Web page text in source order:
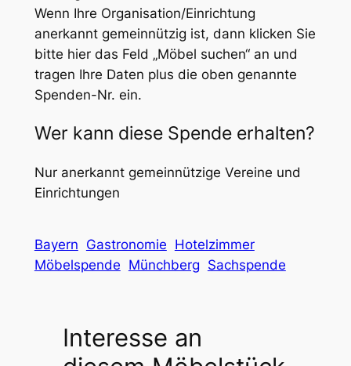
Wenn Ihre Organisation/Einrichtung
anerkannt gemeinnützig ist, dann klicken Sie
bitte hier das Feld „Möbel suchen“ an und
tragen Ihre Daten plus die oben genannte
Spenden-Nr. ein.
Wer kann diese Spende erhalten?
Nur anerkannt gemeinnützige Vereine und
Einrichtungen
Bayern Gastronomie Hotelzimmer
Möbelspende Münchberg Sachspende
Interesse an